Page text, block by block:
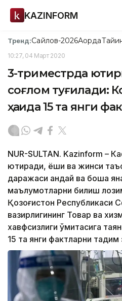
KAZINFORM
Тренд:Сайлов-2026Ақорда
10:27, 04 Март 2020
3-триместрда
соғлом туғилади:
ҳақида 15 та янги
NUR-SULTAN. Kazinform –
юқтиради, ёши ва жинси
даражаси қандай ва бошқа
маълумотларни билиш
Қозоғистон Республикаси
вазирлигининг Товар ва
хавфсизлиги қўмитасига
15 та янги фактларни